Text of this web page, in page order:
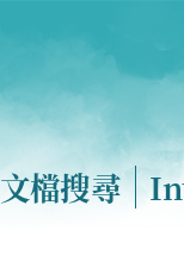
文檔搜尋